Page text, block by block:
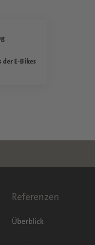
der E-Bikes
Referenzen
Überblick